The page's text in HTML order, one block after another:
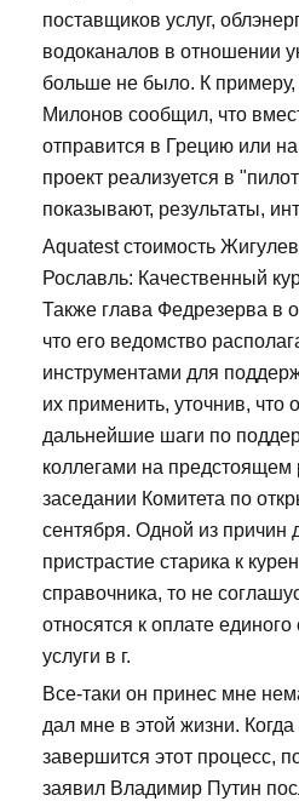
поставщиков услуг,
водоканалов в отношении
больше не было. К примеру,
Милонов сообщил, что
отправится в Грецию или
проект реализуется в
показывают, результаты,
Aquatest стоимость
Рославль: Качественный
Также глава Федрезерва в
что его ведомство
инструментами для
их применить, уточнив, что
дальнейшие шаги по
коллегами на
заседании Комитета по
сентября. Одной из причин
пристрастие старика к
справочника, то не
относятся к оплате
услуги в г.
Все-таки он принес мне
дал мне в этой жизни. Когда
завершится этот процесс,
заявил Владимир Путин